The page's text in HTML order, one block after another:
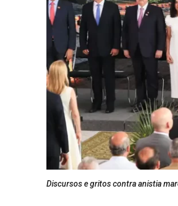
Discursos e gritos contra anistia